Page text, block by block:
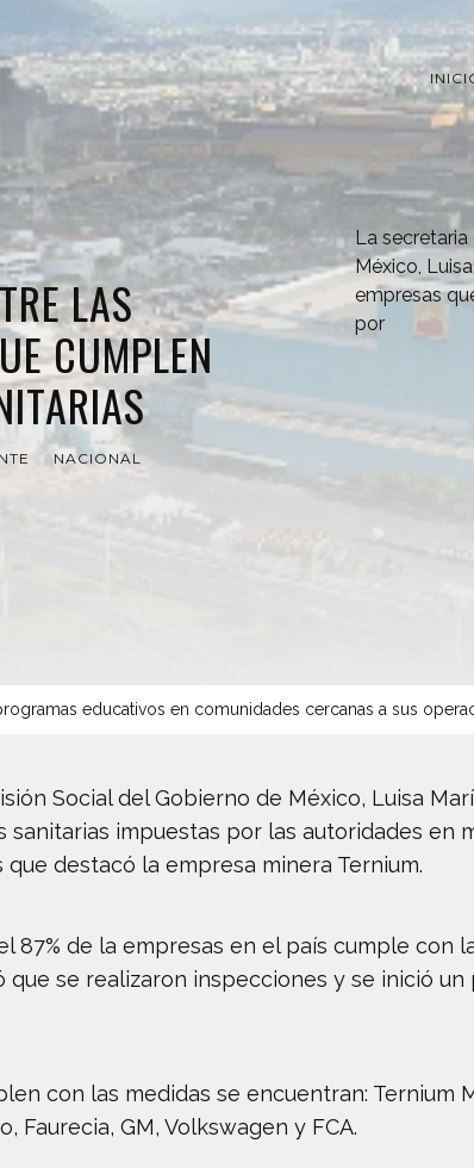
LAS
CUMPLEN
NACIONAL
La
México,
empresas
por
educativos en comunidades cercanas a sus
Social del Gobierno de México, Luisa
sanitarias impuestas por las autoridades
destacó la empresa minera Ternium.
87% de la empresas en el país cumple
que se realizaron inspecciones y se inició
con las medidas se encuentran: Ternium
Faurecia, GM, Volkswagen y FCA.